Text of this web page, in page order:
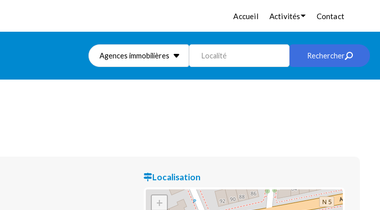
Accueil Activités Contact
Agences immobilières Localité Rechercher
Localisation
+